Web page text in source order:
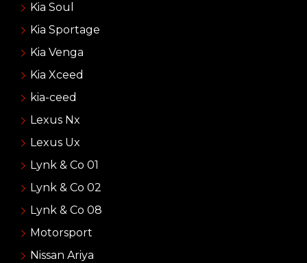
Kia Soul
Kia Sportage
Kia Venga
Kia Xceed
kia-ceed
Lexus Nx
Lexus Ux
Lynk & Co 01
Lynk & Co 02
Lynk & Co 08
Motorsport
Nissan Ariya